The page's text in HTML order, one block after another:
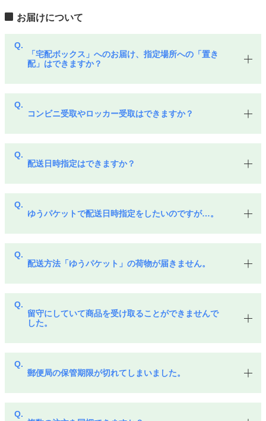
お届けについて
「宅配ボックス」へのお届け、指定場所への「置き
配」はできますか？
コンビニ受取やロッカー受取はできますか？
配送日時指定はできますか？
ゆうパケットで配送日時指定をしたいのですが…。
配送方法「ゆうパケット」の荷物が届きません。
留守にしていて商品を受け取ることができませんで
した。
郵便局の保管期限が切れてしまいました。